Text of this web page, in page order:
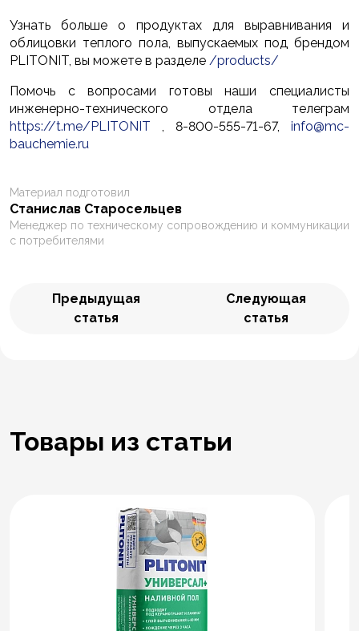
Узнать больше о продуктах для выравнивания и
облицовки теплого пола, выпускаемых под брендом
PLITONIT, вы можете в разделе /products/
Помочь с вопросами готовы наши специалисты
инженерно-технического отдела телеграм
https://t.me/PLITONIT , 8-800-555-71-67, info@mc-
bauchemie.ru
Материал подготовил
Станислав Старосельцев
Менеджер по техническому сопровождению и коммуникации
с потребителями
Предыдущая
статья
Следующая
статья
Товары из статьи